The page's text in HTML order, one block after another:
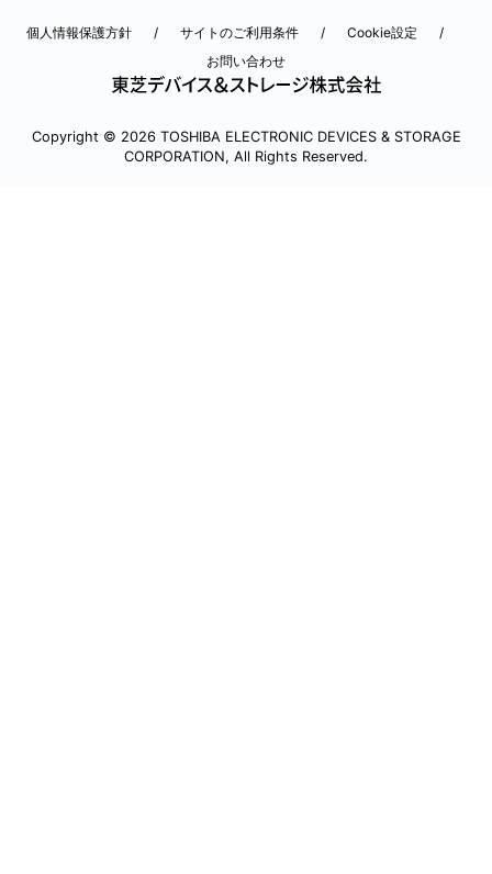
個人情報保護方針 サイトのご利用条件
Cookie設定
お問い合わせ
Copyright © 2026 TOSHIBA ELECTRONIC DEVICES & STORAGE
CORPORATION, All Rights Reserved.